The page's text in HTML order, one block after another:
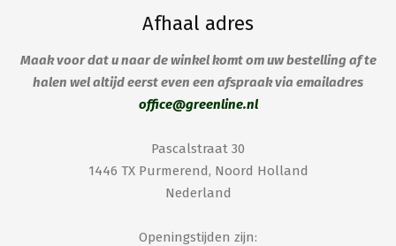
Afhaal adres
Maak voor dat u naar de winkel komt om uw bestelling af te
halen wel altijd eerst even een afspraak via emailadres
office@greenline.nl
Pascalstraat 30
1446 TX Purmerend, Noord Holland
Nederland
Openingstijden zijn: